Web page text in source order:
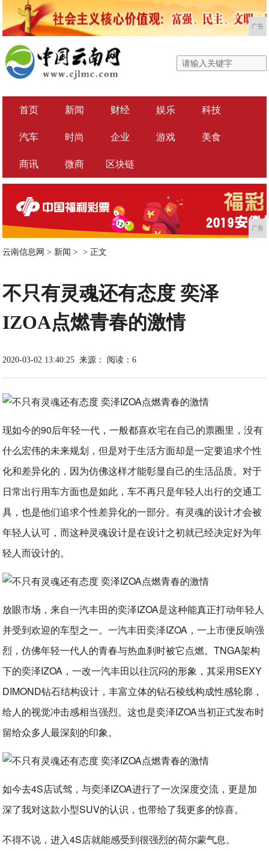
广告
首页 新闻 财经 娱乐 科技
汽车 时尚 企业 游戏 美食
商讯 微商 区块链
广告
云南信息网 > 新闻 > > 正文
不只有灵魂还有态度 奕泽
IZOA点燃青春的激情
2020-03-02 13:40:25 来源： 阅读：6
现如今的90后年轻一代，一般都喜欢宅在自己的票圈里，没有
什么宏伟的未来规划，但是对于生活方面却是一定要追求个性
化和差异化的，因为仿佛这样才能彰显自己的生活品质。对于
日常出行用车方面也是如此，车不再只是年轻人出行的交通工
具，也是他们追求个性差异化的一部分。有灵魂的设计才会被
年轻人认可，而这种灵魂设计是在设计之初就已经决定好为年
轻人而设计的。
放眼市场，来自一汽丰田的奕泽IZOA是这种能真正打动年轻人
并受到欢迎的车型之一。一汽丰田奕泽IZOA，一上市便反响强
烈，仿佛年轻一代人的青春与热血刹时被它点燃。TNGA架构
下的奕泽IZOA，一改一汽丰田以往沉闷的形象，其采用SEXY
DIMOND钻石结构设计，丰富立体的钻石棱线构成性感轮廓，
给人的视觉冲击感相当强烈。这也是奕泽IZOA当初正式发布时
留给众多人最深刻的印象。
如今去4S店试驾，与奕泽IZOA进行了一次深度交流，更是加
深了我对这款小型SUV的认识，也带给了我更多的惊喜。
不得不说，进入4S店就能感受到很强烈的荷尔蒙气息。